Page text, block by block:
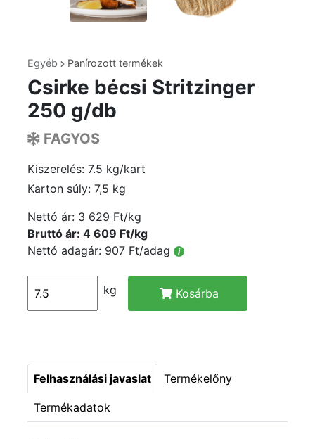
Egyéb Panírozott termékek
Csirke bécsi Stritzinger
250 g/db
FAGYOS
Kiszerelés: 7.5 kg/kart
Karton súly: 7,5 kg
Nettó ár: 3 629 Ft/kg
Bruttó ár: 4 609 Ft/kg
Nettó adagár: 907 Ft/adag
i
kg Kosárba
Felhasználási javaslat Termékelőny
Termékadatok